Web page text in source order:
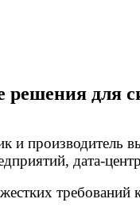
для
и производитель
дата-
требований